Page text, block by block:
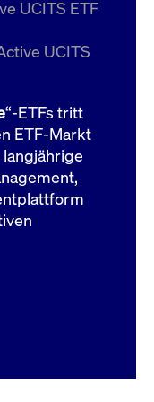
UCITS ETF
UCITS
“-ETFs tritt
ETF-Markt
bis